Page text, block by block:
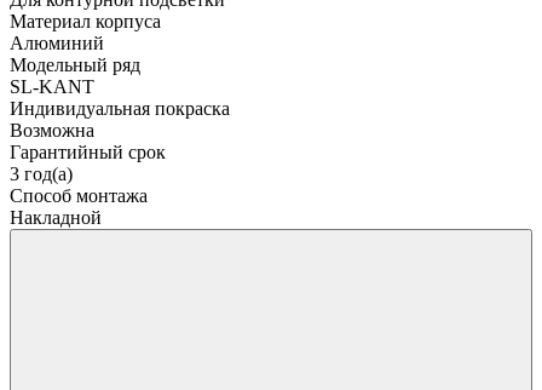
Материал корпуса
Алюминий
Модельный ряд
SL-KANT
Индивидуальная покраска
Возможна
Гарантийный срок
3 год(а)
Способ монтажа
Накладной